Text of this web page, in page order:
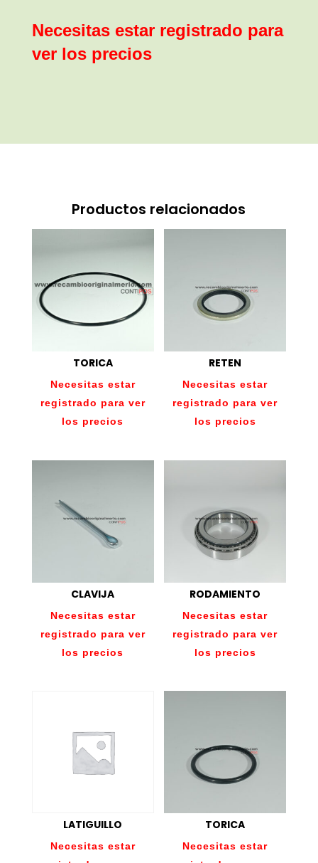
Necesitas estar registrado para
ver los precios
Productos relacionados
TORICA
Necesitas estar
registrado para ver
los precios
RETEN
Necesitas estar
registrado para ver
los precios
CLAVIJA
Necesitas estar
registrado para ver
los precios
RODAMIENTO
Necesitas estar
registrado para ver
los precios
LATIGUILLO
Necesitas estar
TORICA
Necesitas estar